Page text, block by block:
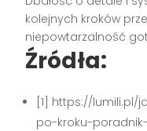
kolejnych kroków
niepowtarzalność
Źródła:
[1] https://lumili.pl/
po-kroku-